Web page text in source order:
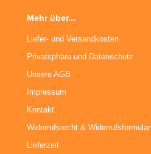
Mehr über...
Liefer- und Versandkosten
Privatsphäre und Datenschutz
Unsere AGB
Impressum
Kontakt
Widerrufsrecht & Widerrufsformular
Lieferzeit